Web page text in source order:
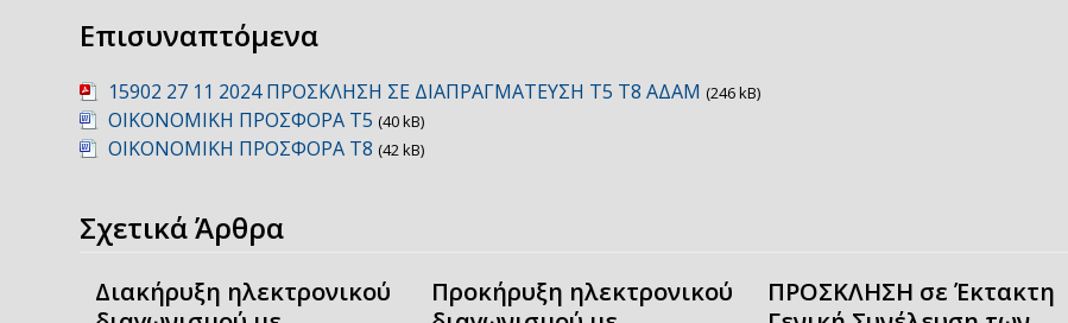
Επισυναπτόμενα
15902 27 11 2024 ΠΡΟΣΚΛΗΣΗ ΣΕ ΔΙΑΠΡΑΓΜΑΤΕΥΣΗ Τ5 Τ8 ΑΔΑΜ (246 kB)
ΟΙΚΟΝΟΜΙΚΗ ΠΡΟΣΦΟΡΑ Τ5 (40 kB)
ΟΙΚΟΝΟΜΙΚΗ ΠΡΟΣΦΟΡΑ Τ8 (42 kB)
Σχετικά Άρθρα
Διακήρυξη ηλεκτρονικού
Προκήρυξη ηλεκτρονικού
ΠΡΟΣΚΛΗΣΗ σε Έκτακτη